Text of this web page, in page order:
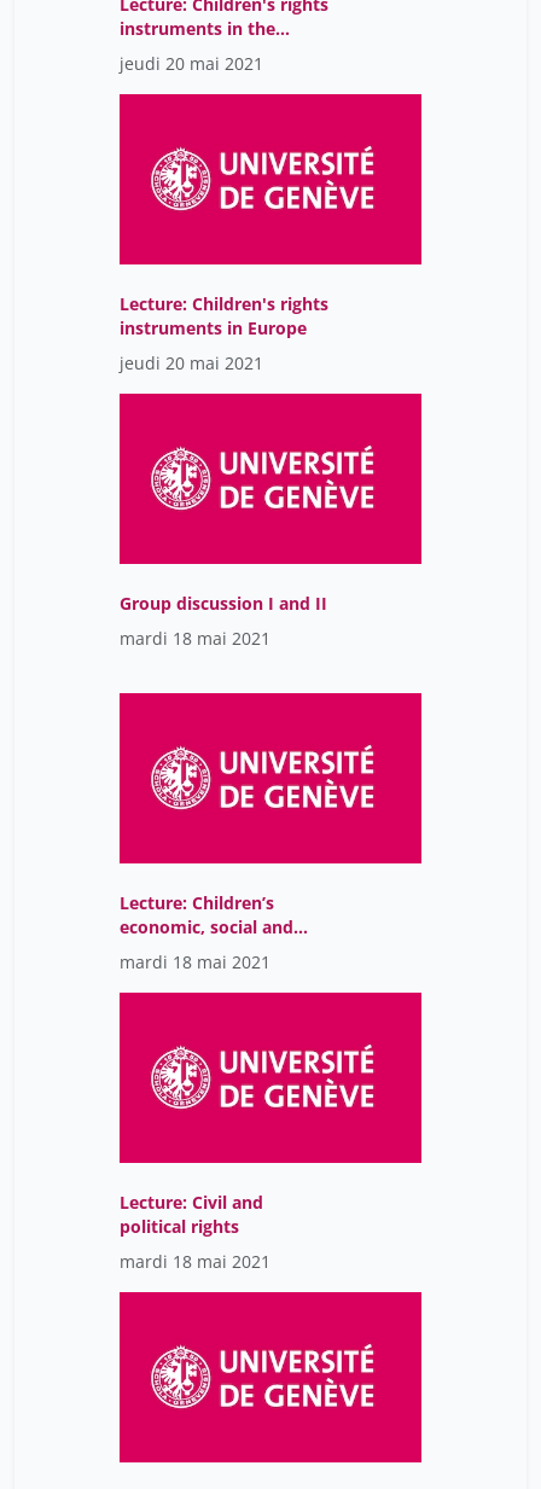
instruments in the
Americas
jeudi 20 mai 2021
Lecture: Children's rights
instruments in Europe
jeudi 20 mai 2021
Group discussion I and II
mardi 18 mai 2021
Lecture: Children’s
economic, social and
cultural rights: Beyond
protection and
provision?
mardi 18 mai 2021
Lecture: Civil and
political rights
mardi 18 mai 2021